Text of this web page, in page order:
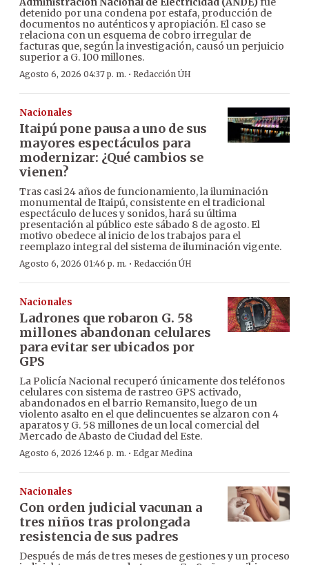
detenido por una condena por estafa, producción de
documentos no auténticos y apropiación. El caso se
relaciona con un esquema de cobro irregular de
facturas que, según la investigación, causó un perjuicio
superior a G. 100 millones.
Agosto 6, 2026 04:37 p. m. · Redacción ÚH
Nacionales
Itaipú pone pausa a uno de sus
mayores espectáculos para
modernizar: ¿Qué cambios se
vienen?
Tras casi 24 años de funcionamiento, la iluminación
monumental de Itaipú, consistente en el tradicional
espectáculo de luces y sonidos, hará su última
presentación al público este sábado 8 de agosto. El
motivo obedece al inicio de los trabajos para el
reemplazo integral del sistema de iluminación vigente.
Agosto 6, 2026 01:46 p. m. · Redacción ÚH
Nacionales
Ladrones que robaron G. 58
millones abandonan celulares
para evitar ser ubicados por
GPS
La Policía Nacional recuperó únicamente dos teléfonos
celulares con sistema de rastreo GPS activado,
abandonados en el barrio Remansito, luego de un
violento asalto en el que delincuentes se alzaron con 4
aparatos y G. 58 millones de un local comercial del
Mercado de Abasto de Ciudad del Este.
Agosto 6, 2026 12:46 p. m. · Edgar Medina
Nacionales
Con orden judicial vacunan a
tres niños tras prolongada
resistencia de sus padres
Después de más de tres meses de gestiones y un proceso